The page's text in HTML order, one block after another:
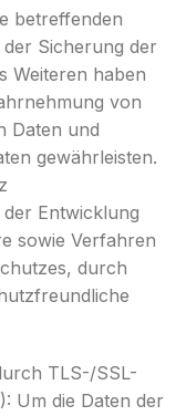
betreffenden
Sicherung der
Weiteren haben
von
Daten und
gewährleisten.
Entwicklung
sowie Verfahren
durch
TLS-/SSL-
Um die Daten der